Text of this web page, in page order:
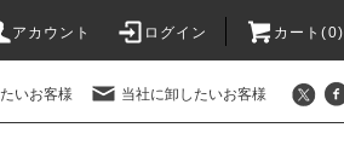
アカウント ログイン カート(0)
いお客様 当社に卸したいお客様